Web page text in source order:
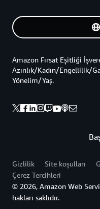
Amazon Fırsat Eşitliği
Azınlık/Kadın/Engellilik/
Yönelim/Yaş.
Gizlilik Site koşulları
Çerez Tercihleri
© 2026, Amazon Web
hakları saklıdır.